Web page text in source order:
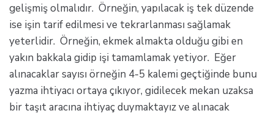
gelişmiş olmalıdır. Örneğin, yapılacak iş tek düzende
ise işin tarif edilmesi ve tekrarlanması sağlamak
yeterlidir. Örneğin, ekmek almakta olduğu gibi en
yakın bakkala gidip işi tamamlamak yetiyor. Eğer
alınacaklar sayısı örneğin 4-5 kalemi geçtiğinde bunu
yazma ihtiyacı ortaya çıkıyor, gidilecek mekan uzaksa
bir taşıt aracına ihtiyaç duymaktayız ve alınacak